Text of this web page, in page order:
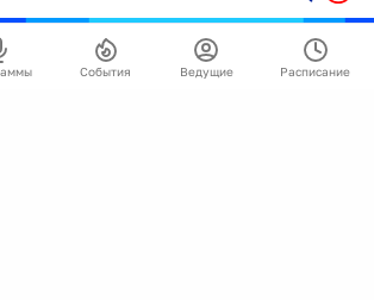
События Ведущие Расписание